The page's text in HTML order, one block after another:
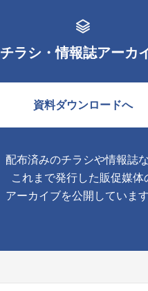
チラシ・情報誌アーカ
資料ダウンロードへ
配布済みのチラシや情報誌
これまで発行した販促媒体
アーカイブを公開しています